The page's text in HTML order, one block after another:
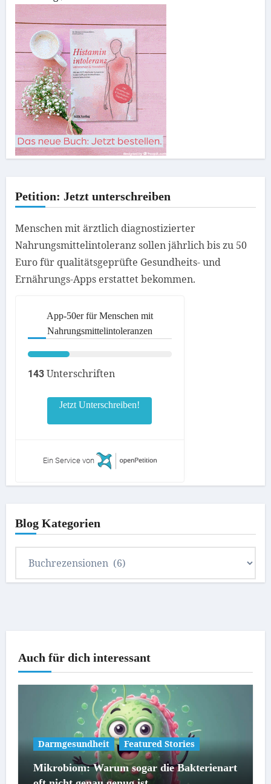
Petition: Jetzt unterschreiben
Menschen mit ärztlich diagnostizierter
Nahrungsmittelintoleranz sollen jährlich bis zu 50
Euro für qualitätsgeprüfte Gesundheits- und
Ernährungs-Apps erstattet bekommen.
App-50er für Menschen mit
Nahrungsmittelintoleranzen
143Unterschriften
Jetzt Unterschreiben!
Ein Service von
Blog Kategorien
Auch für dich interessant
Darmgesundheit Featured Stories
Mikrobiom: Warum sogar die Bakterienart